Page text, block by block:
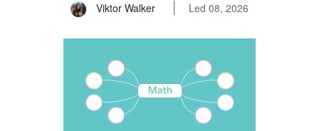
Viktor Walker Led 08, 2026